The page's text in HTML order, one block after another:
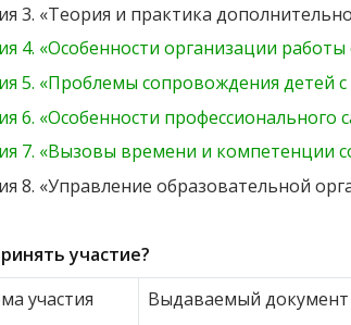
3. «Теория и практика
4. «Особенности организации
5. «Проблемы сопровождения детей
6. «Особенности профессионального
7. «Вызовы времени и компетенции
8. «Управление образовательной
участие?
участия
Выдаваемый документ